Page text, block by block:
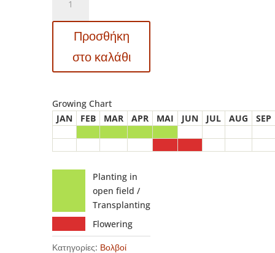
–
ποσότητα
Προσθήκη
στο καλάθι
Growing Chart
JAN
FEB MAR APR MAI JUN JUL AUG SEP
Planting in
open field /
Transplanting
Flowering
Κατηγορίες: Βολβοί